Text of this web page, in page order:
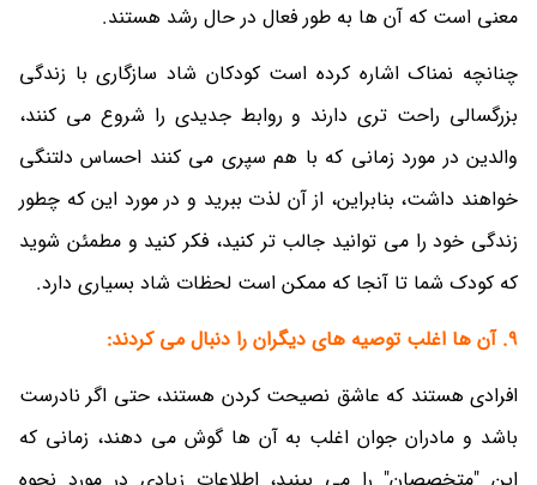
معنی است که آن ها به طور فعال در حال رشد هستند.
چنانچه نمناک اشاره کرده است کودکان شاد سازگاری با زندگی
بزرگسالی راحت تری دارند و روابط جدیدی را شروع می کنند،
والدین در مورد زمانی که با هم سپری می کنند احساس دلتنگی
خواهند داشت، بنابراین، از آن لذت ببرید و در مورد این که چطور
زندگی خود را می توانید جالب تر کنید، فکر کنید و مطمئن شوید
که کودک شما تا آنجا که ممکن است لحظات شاد بسیاری دارد.
9. آن ها اغلب توصیه های دیگران را دنبال می کردند:
افرادی هستند که عاشق نصیحت کردن هستند، حتی اگر نادرست
باشد و مادران جوان اغلب به آن ها گوش می دهند، زمانی که